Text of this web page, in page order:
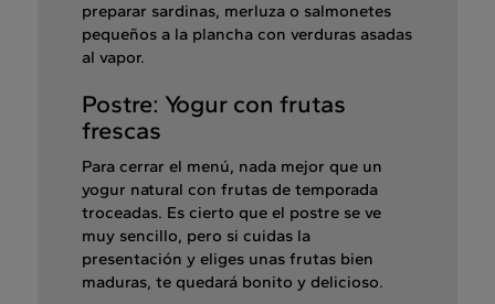
preparar sardinas, merluza o salmonetes
pequeños a la plancha con verduras asadas
al vapor.
Postre: Yogur con frutas
frescas
Para cerrar el menú, nada mejor que un
yogur natural con frutas de temporada
troceadas. Es cierto que el postre se ve
muy sencillo, pero si cuidas la
presentación y eliges unas frutas bien
maduras, te quedará bonito y delicioso.